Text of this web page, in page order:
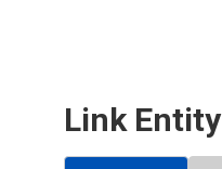
Link Entity